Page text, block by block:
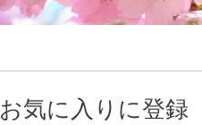
お気に入りに登録